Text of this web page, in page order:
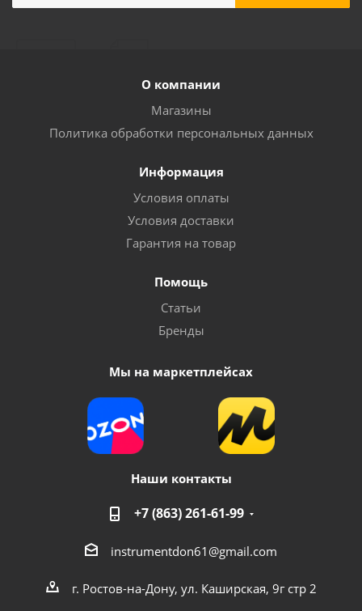
О компании
Магазины
Политика обработки персональных данных
Информация
Условия оплаты
Условия доставки
Гарантия на товар
Помощь
Статьи
Бренды
Мы на маркетплейсах
Наши контакты
+7 (863) 261-61-99
instrumentdon61@gmail.com
г. Ростов-на-Дону, ул. Каширская, 9г стр 2